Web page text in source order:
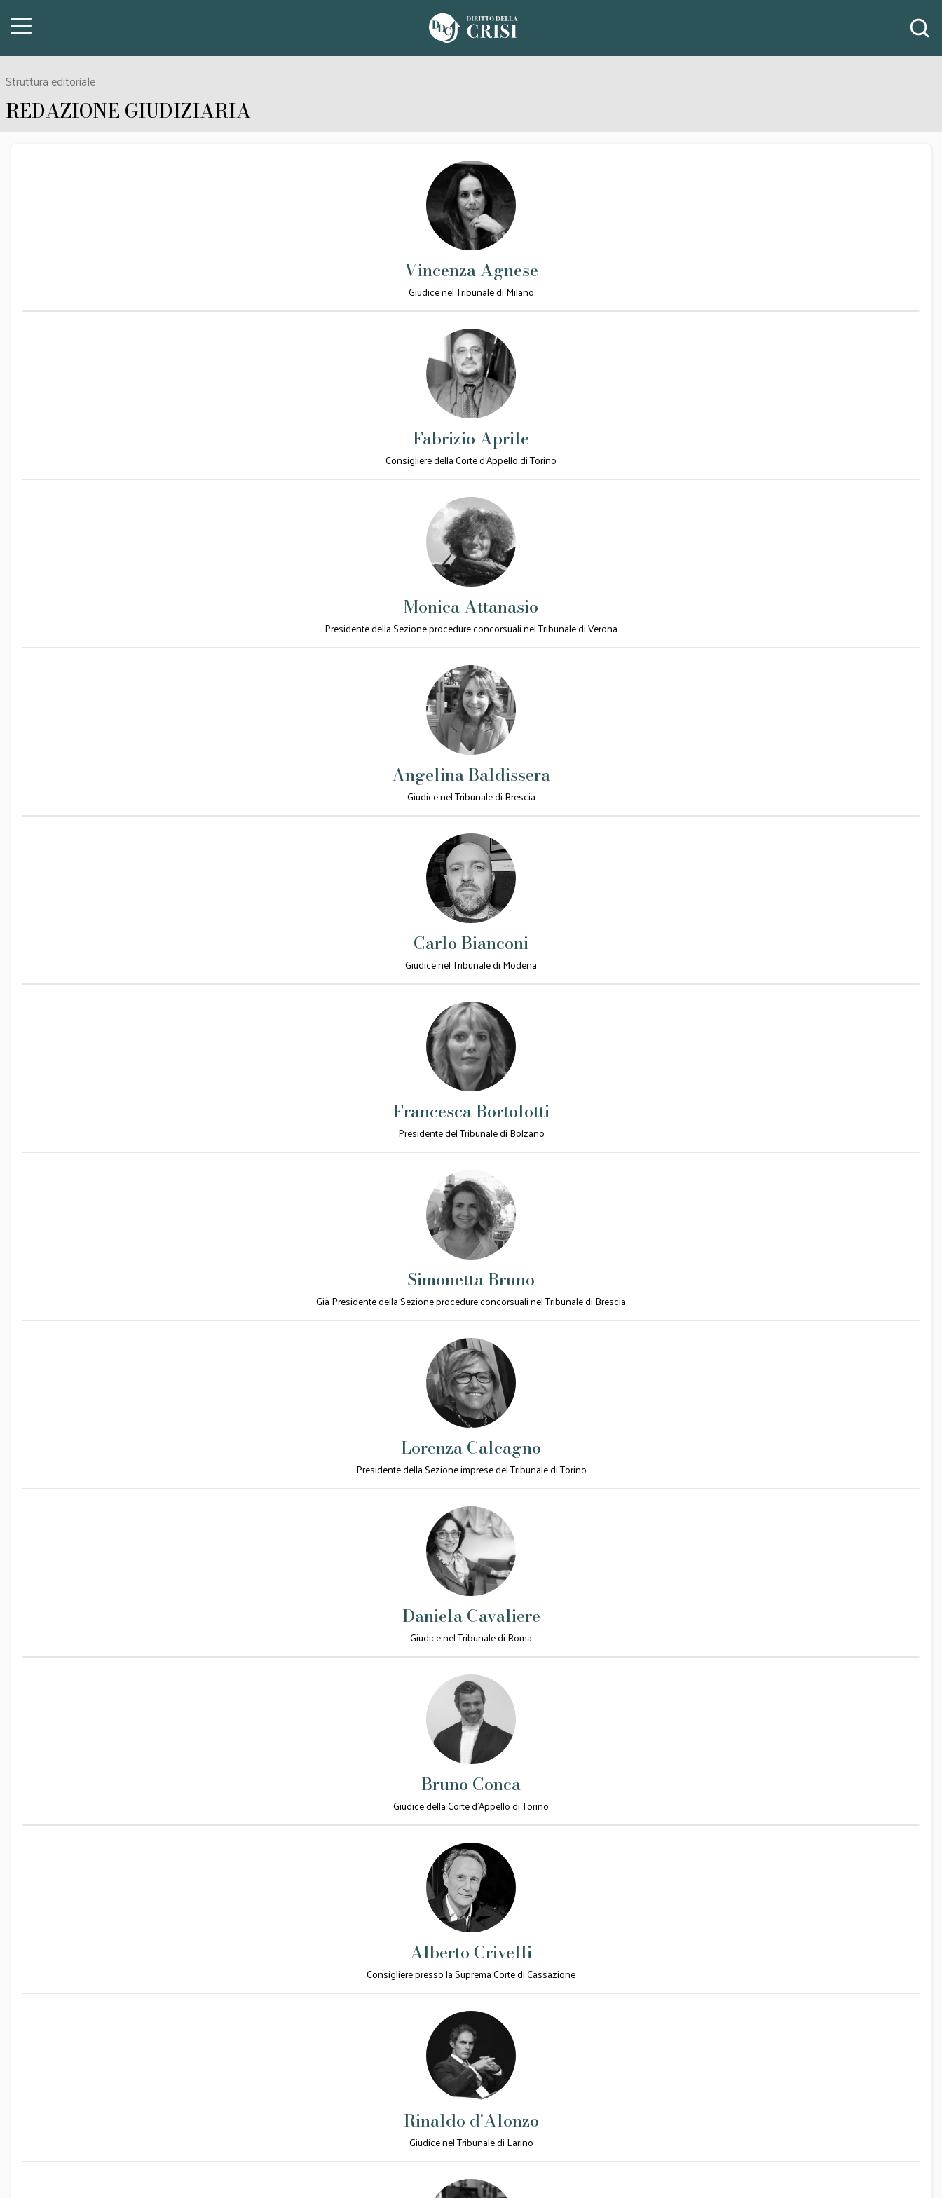
Struttura editoriale
REDAZIONE GIUDIZIARIA
Vincenza Agnese
Giudice nel Tribunale di Milano
Fabrizio Aprile
Consigliere della Corte d’Appello di Torino
Monica Attanasio
Presidente della Sezione procedure concorsuali nel Tribunale di Verona
Angelina Baldissera
Giudice nel Tribunale di Brescia
Carlo Bianconi
Giudice nel Tribunale di Modena
Francesca Bortolotti
Presidente del Tribunale di Bolzano
Simonetta Bruno
Già Presidente della Sezione procedure concorsuali nel Tribunale di Brescia
Lorenza Calcagno
Presidente della Sezione imprese del Tribunale di Torino
Daniela Cavaliere
Giudice nel Tribunale di Roma
Bruno Conca
Giudice della Corte d'Appello di Torino
Alberto Crivelli
Consigliere presso la Suprema Corte di Cassazione
Rinaldo d'Alonzo
Giudice nel Tribunale di Larino